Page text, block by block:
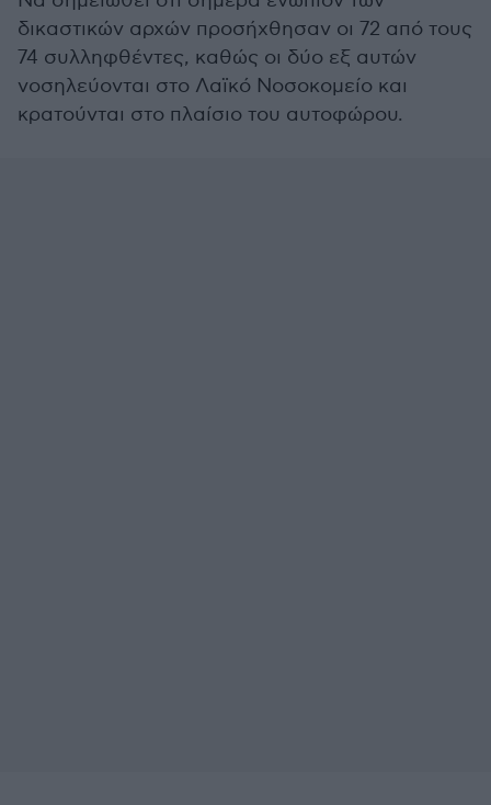
δικαστικών αρχών προσήχθησαν οι 72 από τους
74 συλληφθέντες, καθώς οι δύο εξ αυτών
νοσηλεύονται στο Λαϊκό Νοσοκομείο και
κρατούνται στο πλαίσιο του αυτοφώρου.